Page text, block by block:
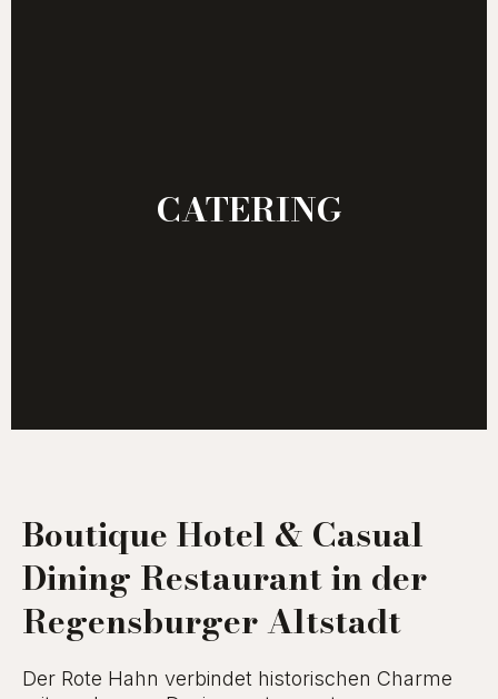
CATERING
Boutique Hotel & Casual
Dining Restaurant in der
Regensburger Altstadt
Der Rote Hahn verbindet historischen Charme